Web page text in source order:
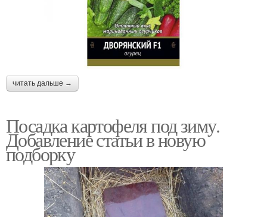
читать дальше →
Посадка картофеля под зиму.
Добавление статьи в новую
подборку